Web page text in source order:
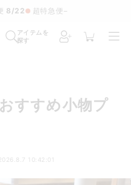
8/22 超特急便−
アイテムを
探す
すすめ小物プ
2026.8.7 10:42:01